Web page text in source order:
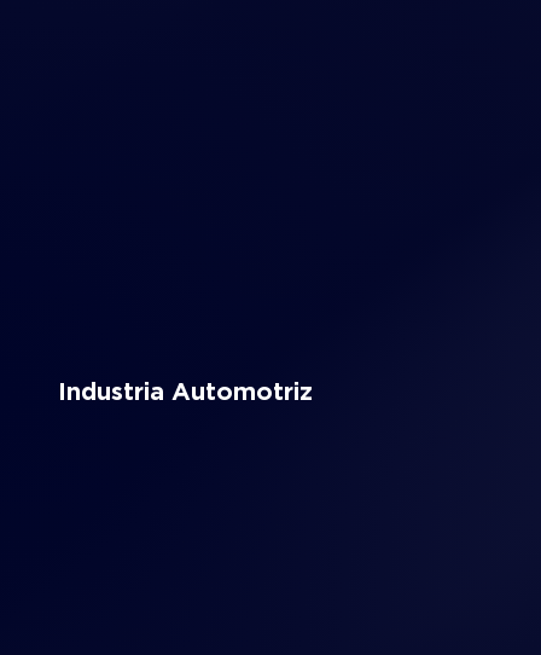
Industria Automotriz